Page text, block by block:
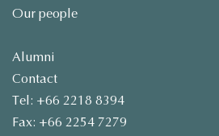
Our people
Alumni
Contact
Tel: +66 2218 8394
Fax: +66 2254 7279